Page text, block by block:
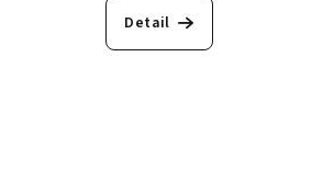
Detail